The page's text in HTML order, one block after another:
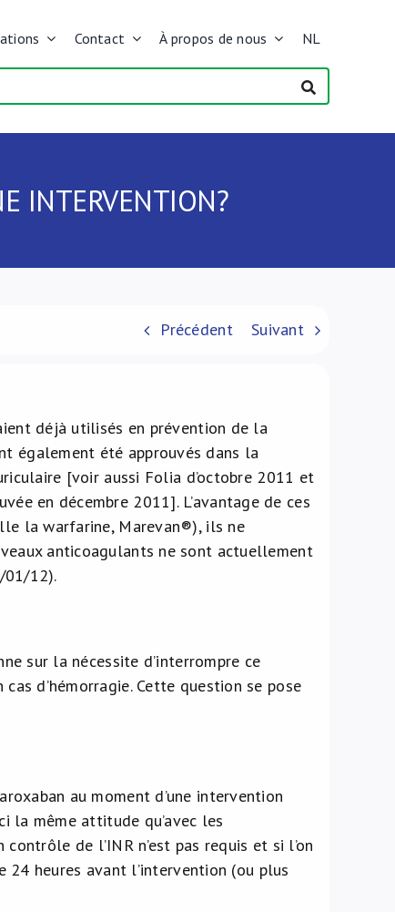
Contact À propos de nous NL
INTERVENTION?
Précédent Suivant
déjà utilisés en prévention de la
également été approuvés dans la
[voir aussi Folia d’octobre 2011 et
en décembre 2011]. L’avantage de ces
la warfarine, Marevan®), ils ne
anticoagulants ne sont actuellement
01/12).
sur la nécessite d’interrompre ce
d’hémorragie. Cette question se pose
au moment d’une intervention
la même attitude qu’avec les
de l’INR n’est pas requis et si l’on
heures avant l’intervention (ou plus